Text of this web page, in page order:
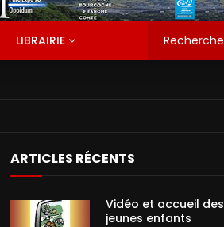
LIBRAIRIE
ARTICLES RÉCENTS
Vidéo et accueil des
jeunes enfants